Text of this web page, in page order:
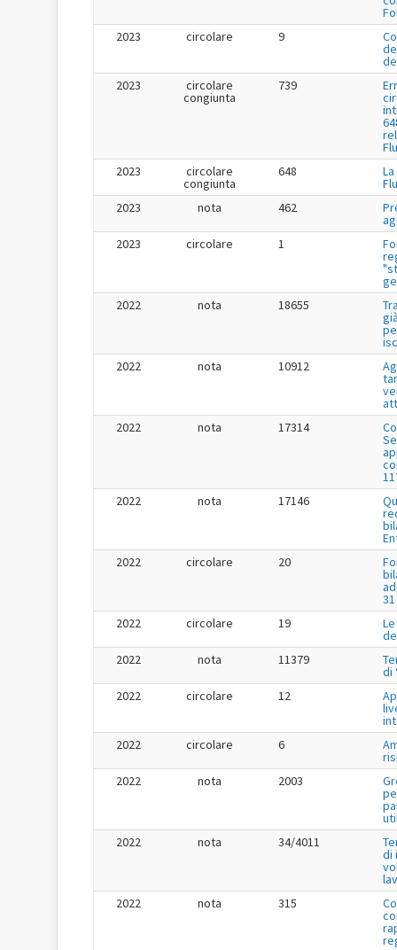
2023
circolare 9
2023
circolare
congiunta
739
2023
circolare
congiunta
648
2023
nota 462
2023
circolare 1
2022
nota 18655
2022
nota 10912
2022
nota 17314
2022
nota 17146
2022
circolare 20
2022
circolare 19
2022
nota 11379
di
2022
circolare 12
2022
circolare 6
2022
nota 2003
2022
nota 34/4011
di
2022
nota 315